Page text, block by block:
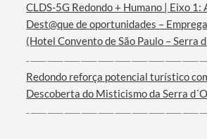
CLDS-5G Redondo + Humano | Eixo 1:
Dest@que de oportunidades –
(Hotel Convento de São Paulo – Serra
Redondo reforça potencial turístico
Descoberta do Misticismo da Serra